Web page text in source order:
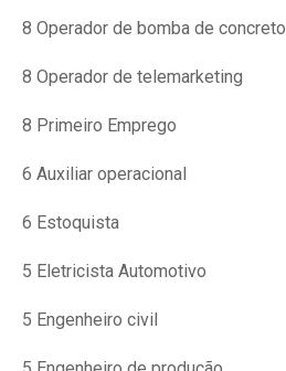
8 Operador de bomba de concreto
8 Operador de telemarketing
8 Primeiro Emprego
6 Auxiliar operacional
6 Estoquista
5 Eletricista Automotivo
5 Engenheiro civil